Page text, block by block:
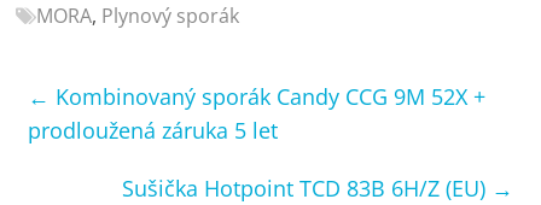
notebooky,
kávovary,
bazény
MORA, Plynový sporák
← Kombinovaný sporák Candy CCG 9M 52X +
prodloužená záruka 5 let
Sušička Hotpoint TCD 83B 6H/Z (EU) →